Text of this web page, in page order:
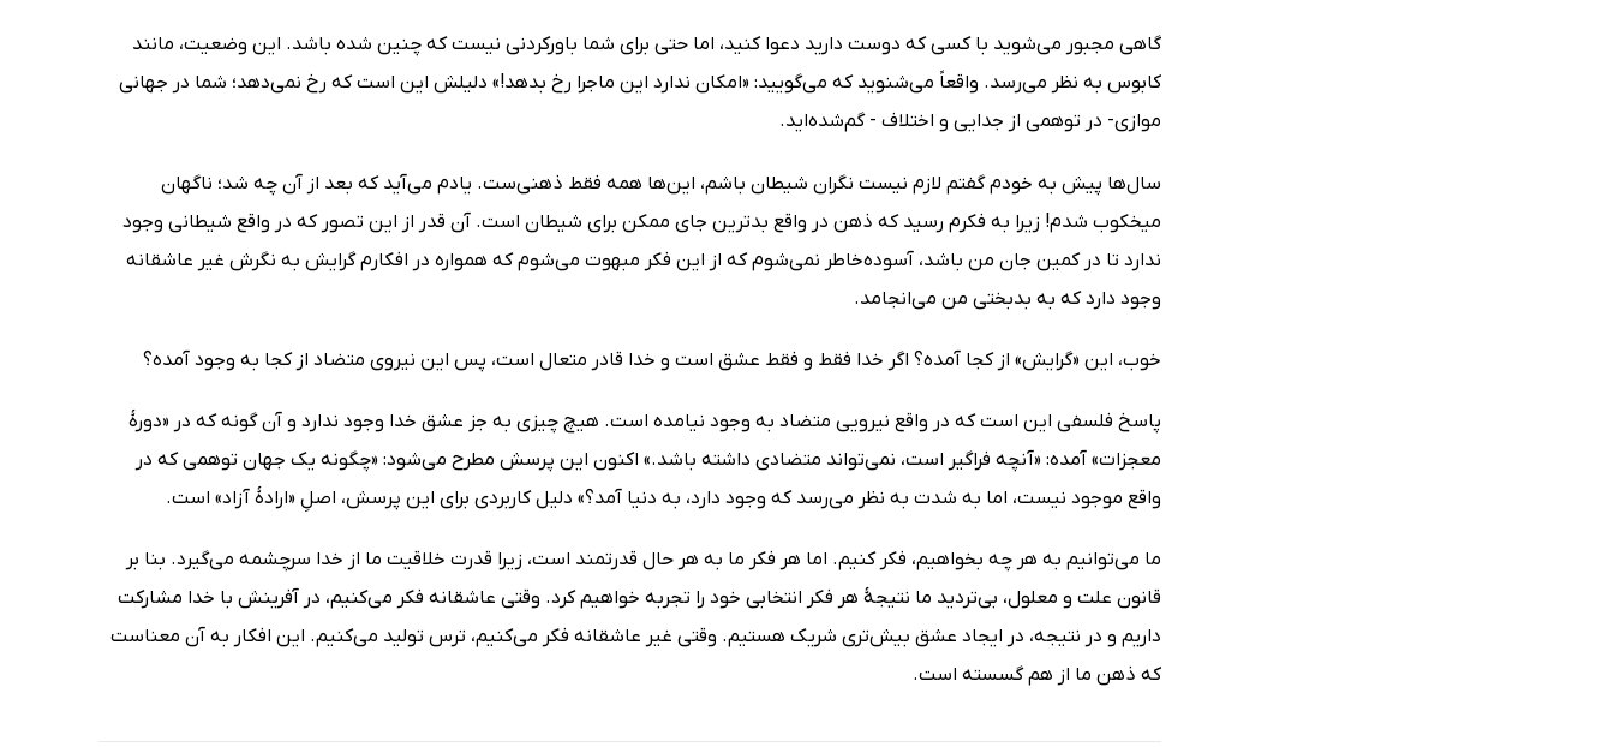
گاهی مجبور می‌شوید با کسی که دوست دارید دعوا کنید، اما حتی برای شما باورکردنی نیست که چنین شده باشد. این وضعیت، مانند
کابوس به نظر می‌رسد. واقعاً می‌شنوید که می‌گویید: «امکان ندارد این ماجرا رخ بدهد!» دلیلش این است که رخ نمی‌دهد؛ شما در جهانی
موازی‌- در توهمی از جدایی و اختلاف - گم‌شده‌اید.
سال‌ها پیش به خودم گفتم لازم نیست نگران شیطان باشم، این‌ها همه فقط ذهنی‌ست. یادم می‌آید که بعد از آن چه شد؛ ناگهان
میخکوب شدم! زیرا به فکرم رسید که ذهن در واقع بدترین جای ممکن برای شیطان است. آن قدر از این تصور که در واقع شیطانی وجود
ندارد تا در کمین جان من باشد، آسوده‌خاطر نمی‌شوم که از این فکر مبهوت می‌شوم که همواره در افکارم گرایش به نگرش غیر عاشقانه
وجود دارد که به بدبختی من می‌انجامد.
خوب، این «گرایش» از کجا آمده؟ اگر خدا فقط و فقط عشق است و خدا قادر متعال است، پس این نیروی متضاد از کجا به وجود آمده؟
پاسخ فلسفی این است که در واقع نیرویی متضاد به وجود نیامده است. هیچ چیزی به جز عشق خدا وجود ندارد و آن گونه که در «دورۀ
معجزات» آمده: «آنچه فراگیر است، نمی‌تواند متضادی داشته باشد.» اکنون این پرسش مطرح می‌شود: «چگونه یک جهان توهمی که در
واقع موجود نیست، اما به شدت به نظر می‌رسد که وجود دارد، به دنیا آمد؟» دلیل کاربردی برای این پرسش، اصلِ «ارادۀ آزاد» است.
ما می‌توانیم به هر چه بخواهیم، فکر کنیم. اما هر فکر ما به هر حال قدرتمند است، زیرا قدرت خلاقیت ما از خدا سرچشمه می‌گیرد. بنا بر
قانون علت و معلول، بی‌تردید ما نتیجۀ هر فکر انتخابی خود را تجربه خواهیم کرد. وقتی عاشقانه فکر می‌کنیم، در آفرینش با خدا مشارکت
داریم و در نتیجه، در ایجاد عشق بیش‌تری شریک هستیم. وقتی غیر عاشقانه فکر می‌کنیم، ترس تولید می‌کنیم. این افکار به آن معناست
که ذهن ما از هم گسسته است.